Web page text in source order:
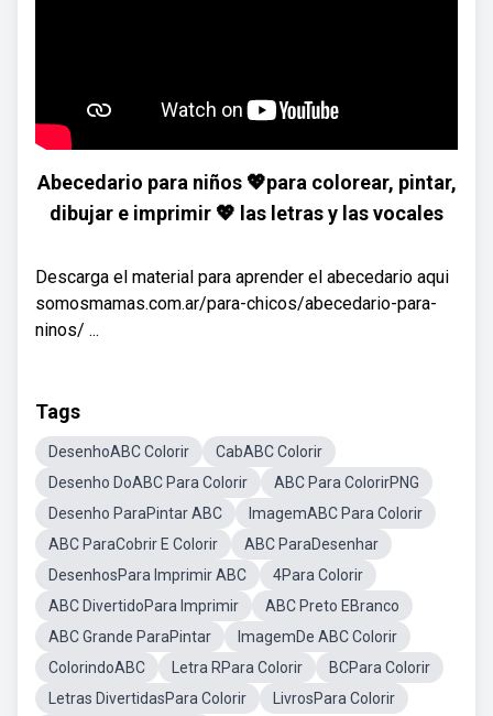
Abecedario para niños 💖para colorear, pintar,
dibujar e imprimir 💖 las letras y las vocales
Descarga el material para aprender el abecedario aqui
somosmamas.com.ar/para-chicos/abecedario-para-
ninos/ ...
Tags
DesenhoABC Colorir
CabABC Colorir
Desenho DoABC Para Colorir
ABC Para ColorirPNG
Desenho ParaPintar ABC
ImagemABC Para Colorir
ABC ParaCobrir E Colorir
ABC ParaDesenhar
DesenhosPara Imprimir ABC
4Para Colorir
ABC DivertidoPara Imprimir
ABC Preto EBranco
ABC Grande ParaPintar
ImagemDe ABC Colorir
ColorindoABC
Letra RPara Colorir
BCPara Colorir
Letras DivertidasPara Colorir
LivrosPara Colorir